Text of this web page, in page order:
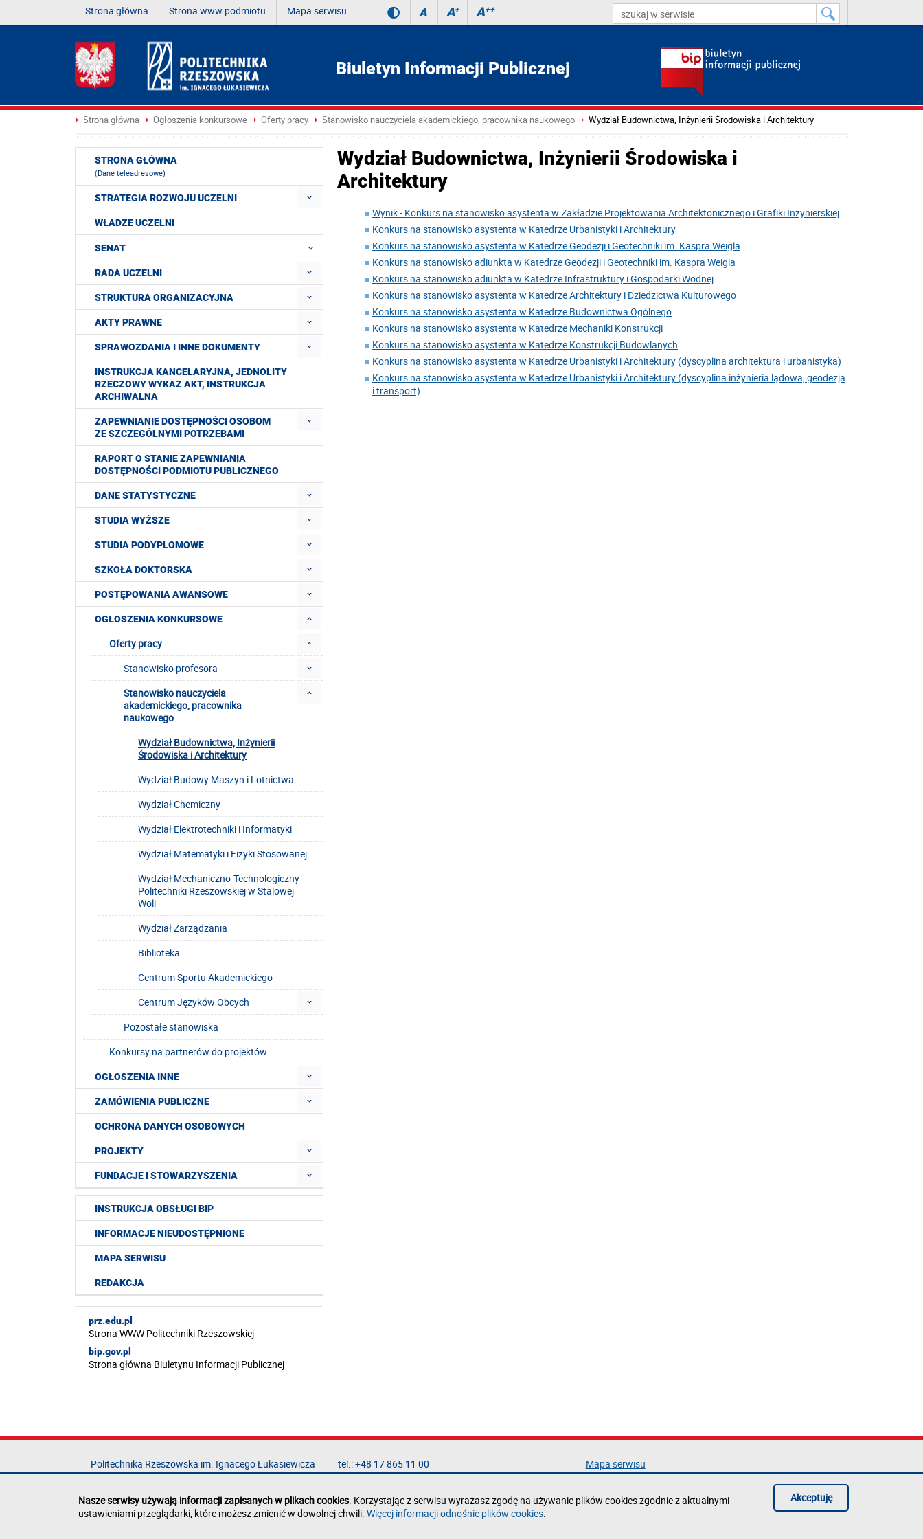
Strona główna Strona www podmiotu Mapa serwisu A A+ A++
Biuletyn Informacji Publicznej
Strona główna Ogłoszenia konkursowe Oferty pracy Stanowisko nauczyciela akademickiego, pracownika naukowego Wydział Budownictwa, Inżynierii Środowiska i Architektury
Wydział Budownictwa, Inżynierii Środowiska i
Architektury
Wynik - Konkurs na stanowisko asystenta w Zakładzie Projektowania Architektonicznego i Grafiki Inżynierskiej
Konkurs na stanowisko asystenta w Katedrze Urbanistyki i Architektury
Konkurs na stanowisko asystenta w Katedrze Geodezji i Geotechniki im. Kaspra Weigla
Konkurs na stanowisko adiunkta w Katedrze Geodezji i Geotechniki im. Kaspra Weigla
Konkurs na stanowisko adiunkta w Katedrze Infrastruktury i Gospodarki Wodnej
Konkurs na stanowisko asystenta w Katedrze Architektury i Dziedzictwa Kulturowego
Konkurs na stanowisko asystenta w Katedrze Budownictwa Ogólnego
Konkurs na stanowisko asystenta w Katedrze Mechaniki Konstrukcji
Konkurs na stanowisko asystenta w Katedrze Konstrukcji Budowlanych
Konkurs na stanowisko asystenta w Katedrze Urbanistyki i Architektury (dyscyplina architektura i urbanistyka)
Konkurs na stanowisko asystenta w Katedrze Urbanistyki i Architektury (dyscyplina inżynieria lądowa, geodezja
i transport)
STRONA GŁÓWNA
(Dane teleadresowe)
STRATEGIA ROZWOJU UCZELNI
WŁADZE UCZELNI
SENAT
RADA UCZELNI
STRUKTURA ORGANIZACYJNA
AKTY PRAWNE
SPRAWOZDANIA I INNE DOKUMENTY
INSTRUKCJA KANCELARYJNA, JEDNOLITY
RZECZOWY WYKAZ AKT, INSTRUKCJA
ARCHIWALNA
ZAPEWNIANIE DOSTĘPNOŚCI OSOBOM
ZE SZCZEGÓLNYMI POTRZEBAMI
RAPORT O STANIE ZAPEWNIANIA
DOSTĘPNOŚCI PODMIOTU PUBLICZNEGO
DANE STATYSTYCZNE
STUDIA WYŻSZE
STUDIA PODYPLOMOWE
SZKOŁA DOKTORSKA
POSTĘPOWANIA AWANSOWE
OGŁOSZENIA KONKURSOWE
Oferty pracy
Stanowisko profesora
Stanowisko nauczyciela
akademickiego, pracownika
naukowego
Wydział Budownictwa, Inżynierii
Środowiska i Architektury
Wydział Budowy Maszyn i Lotnictwa
Wydział Chemiczny
Wydział Elektrotechniki i Informatyki
Wydział Matematyki i Fizyki Stosowanej
Wydział Mechaniczno-Technologiczny
Politechniki Rzeszowskiej w Stalowej
Woli
Wydział Zarządzania
Biblioteka
Centrum Sportu Akademickiego
Centrum Języków Obcych
Pozostałe stanowiska
Konkursy na partnerów do projektów
OGŁOSZENIA INNE
ZAMÓWIENIA PUBLICZNE
OCHRONA DANYCH OSOBOWYCH
PROJEKTY
FUNDACJE I STOWARZYSZENIA
INSTRUKCJA OBSŁUGI BIP
INFORMACJE NIEUDOSTĘPNIONE
MAPA SERWISU
REDAKCJA
prz.edu.pl
Strona WWW Politechniki Rzeszowskiej
bip.gov.pl
Strona główna Biuletynu Informacji Publicznej
Politechnika Rzeszowska im. Ignacego Łukasiewicza
al. Powstańców Warszawy 12
tel.: +48 17 865 11 00
fax: +48 17 854 12 60
Mapa serwisu
Deklaracja dostępności
Zgłoś błąd na stronie
Nasze serwisy używają informacji zapisanych w plikach cookies. Korzystając z serwisu wyrażasz zgodę na używanie plików cookies zgodnie z aktualnymi
ustawieniami przeglądarki, które możesz zmienić w dowolnej chwili. Więcej informacji odnośnie plików cookies.
Akceptuję